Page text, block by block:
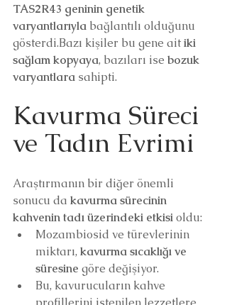
TAS2R43 geninin genetik
varyantlarıyla bağlantılı olduğunu
gösterdi.Bazı kişiler bu gene ait iki
sağlam kopyaya, bazıları ise bozuk
varyantlara sahipti.
Kavurma Süreci
ve Tadın Evrimi
Araştırmanın bir diğer önemli
sonucu da kavurma sürecinin
kahvenin tadı üzerindeki etkisi oldu:
Mozambiosid ve türevlerinin
miktarı, kavurma sıcaklığı ve
süresine göre değişiyor.
Bu, kavurucuların kahve